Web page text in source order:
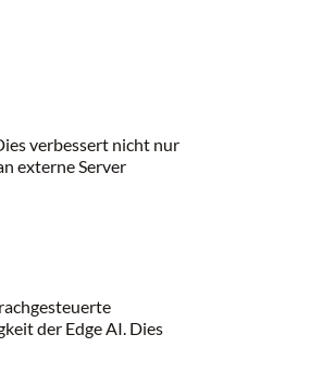
verbessert nicht nur
externe Server
der Edge AI. Dies